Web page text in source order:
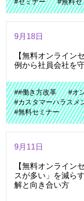
#セミナー #無料セ
9月18日
【無料オンライン
例から社員会社を
##働き方改革
#オ
#カスタマーハラスメ
#無料セミナー
9月11日
【無料オンライン
スが多い」を減ら
解と向き合い方